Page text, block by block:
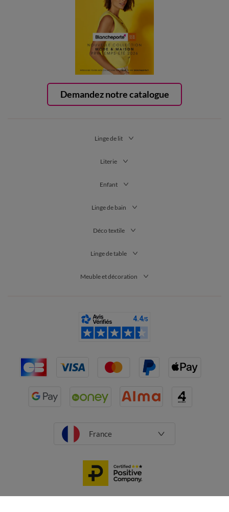
Demandez notre catalogue
Linge de lit
Literie
Enfant
Linge de bain
Déco textile
Linge de table
Meuble et décoration
France